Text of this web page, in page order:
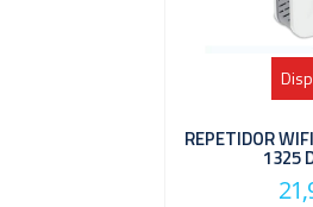
REPETIDOR
1325